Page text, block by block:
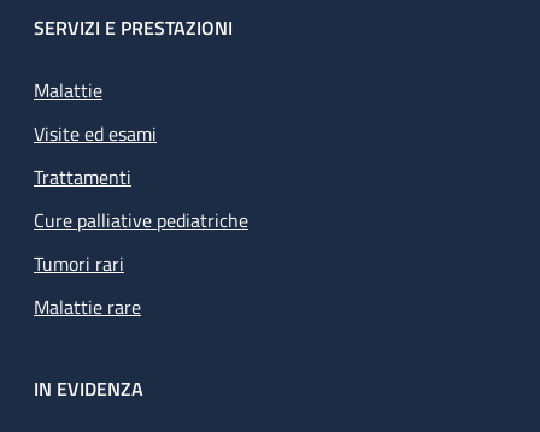
SERVIZI E PRESTAZIONI
Malattie
Visite ed esami
Trattamenti
Cure palliative pediatriche
Tumori rari
Malattie rare
IN EVIDENZA